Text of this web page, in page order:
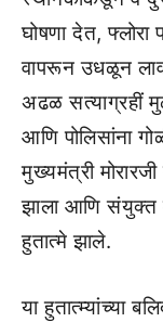
घोषणा देत, फ्लोरा
वापरून उधळून
अढळ सत्याग्रहीं
आणि पोलिसांना
मुख्यमंत्री मोरारजी
झाला आणि संयुक्त
हुतात्मे झाले.
या हुतात्म्यांच्या